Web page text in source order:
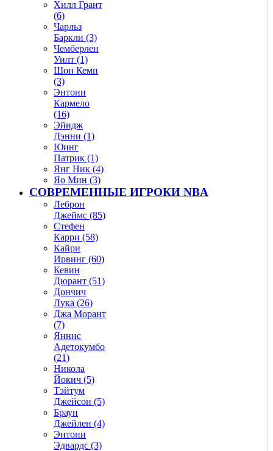
Хилл Грант
(6)
Чарльз
Баркли (3)
Чемберлен
Уилт (1)
Шон Кемп
(3)
Энтони
Кармело
(16)
Эйндж
Дэнни (1)
Юинг
Патрик (1)
Янг Ник (4)
Яо Мин (3)
СОВРЕМЕННЫЕ ИГРОКИ NBA
Леброн
Джеймс (85)
Стефен
Карри (58)
Кайри
Ирвинг (60)
Кевин
Дюрант (51)
Дончич
Лука (26)
Джа Морант
(7)
Яннис
Адетокумбо
(21)
Никола
Йокич (5)
Тэйтум
Джейсон (5)
Браун
Джейлен (4)
Энтони
Эдвардс (3)